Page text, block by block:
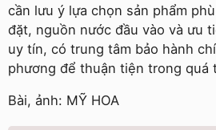
cần lưu ý lựa chọn sản phẩm
đặt, nguồn nước đầu vào và ưu
uy tín, có trung tâm bảo hành
phương để thuận tiện trong quá
Bài, ảnh: MỸ HOA